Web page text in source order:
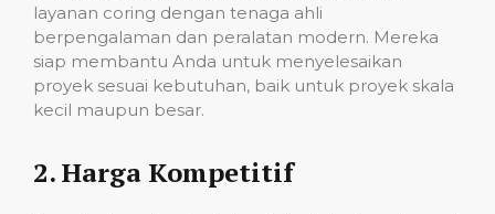
layanan coring dengan tenaga ahli
berpengalaman dan peralatan modern. Mereka
siap membantu Anda untuk menyelesaikan
proyek sesuai kebutuhan, baik untuk proyek skala
kecil maupun besar.
2.Harga Kompetitif